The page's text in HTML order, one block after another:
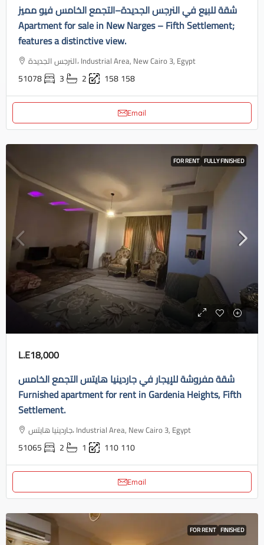
شقة للبيع في النرجس الجديدة–التجمع الخامس فيو مميز
Apartment for sale in New Narges – Fifth Settlement;
features a distinctive view.
النرجس الجديدة، Industrial Area, New Cairo 3, Egypt
51078 3 2 158158
Email
FOR RENT FULLY FINISHED
L.E18,000
شقة مفروشة للإيجار في جاردينيا هايتس التجمع الخامس
Furnished apartment for rent in Gardenia Heights, Fifth
Settlement.
جاردينيا هايتس، Industrial Area, New Cairo 3, Egypt
51065 2 1 110110
Email
FOR RENT FINISHED